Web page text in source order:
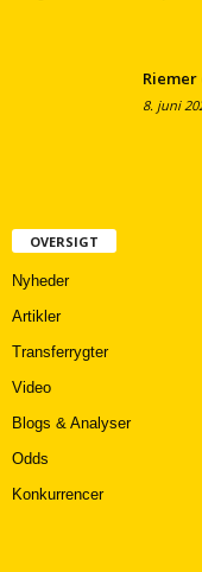
Riemer
8. juni
OVERSIGT
Nyheder
Artikler
Transferrygter
Video
Blogs & Analyser
Odds
Konkurrencer